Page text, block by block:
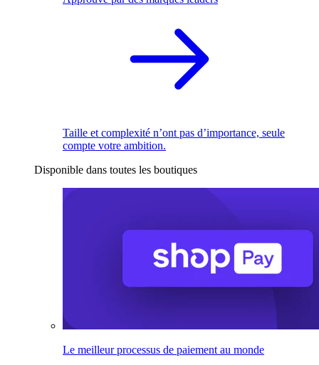
Taille et complexité n’ont pas d’importance, seule
compte votre ambition.
Disponible dans toutes les boutiques
Le meilleur processus de paiement au monde